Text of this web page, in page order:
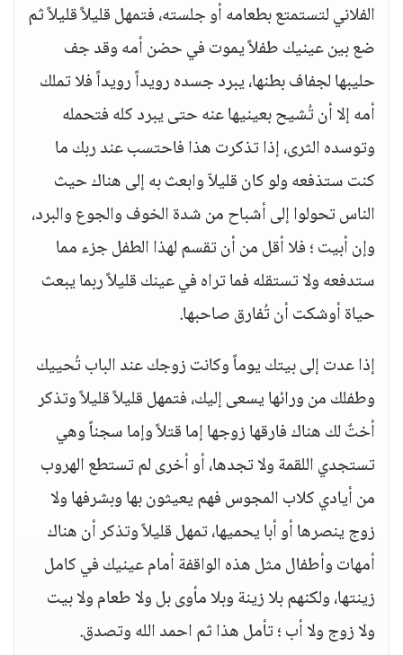
الفلاني لتستمتع بطعامه أو جلسته، فتمهل قليلاً قليلاً ثم
ضع بين عينيك طفلاً يموت في حضن أمه وقد جف
حليبها لجفاف بطنها، يبرد جسده رويداً رويداً فلا تملك
أمه إلا أن تُشيح بعينيها عنه حتى يبرد كله فتحمله
وتوسده الثرى، إذا تذكرت هذا فاحتسب عند ربك ما
كنت ستذفعه ولو كان قليلاّ وابعث به إلى هناك حيث
الناس تحولوا إلى أشباح من شدة الخوف والجوع والبرد،
وإن أبيت ؛ فلا أقل من أن تقسم لهذا الطفل جزء مما
ستدفعه ولا تستقله فما تراه في عينك قليلاً ربما يبعث
حياة أوشكت أن تُفارق صاحبها.
إذا عدت إلى بيتك يوماً وكانت زوجك عند الباب تُحييك
وطفلك من ورائها يسعى إليك، فتمهل قليلاً قليلاً وتذكر
أختٌ لك هناك فارقها زوجها إما قتلاً وإما سجناً وهي
تستجدي اللقمة ولا تجدها، أو أخرى لم تستطع الهروب
من أيادي كلاب المجوس فهم يعيثون بها وبشرفها ولا
زوج ينصرها أو أبا يحميها، تمهل قليلاً وتذكر أن هناك
أمهات وأطفال مثل هذه الواقفة أمام عينيك في كامل
زينتها، ولكنهم بلا زينة وبلا مأوى بل ولا طعام ولا بيت
ولا زوج ولا أب ؛ تأمل هذا ثم احمد الله وتصدق.